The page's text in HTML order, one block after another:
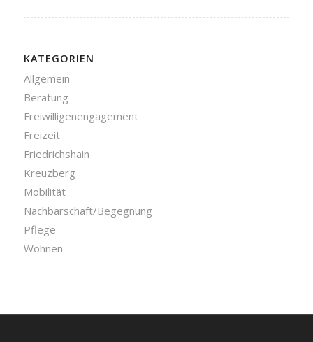
KATEGORIEN
Allgemein
Beratung
Freiwilligenengagement
Freizeit
Friedrichshain
Kreuzberg
Mobilität
Nachbarschaft/Begegnung
Pflege
Wohnen